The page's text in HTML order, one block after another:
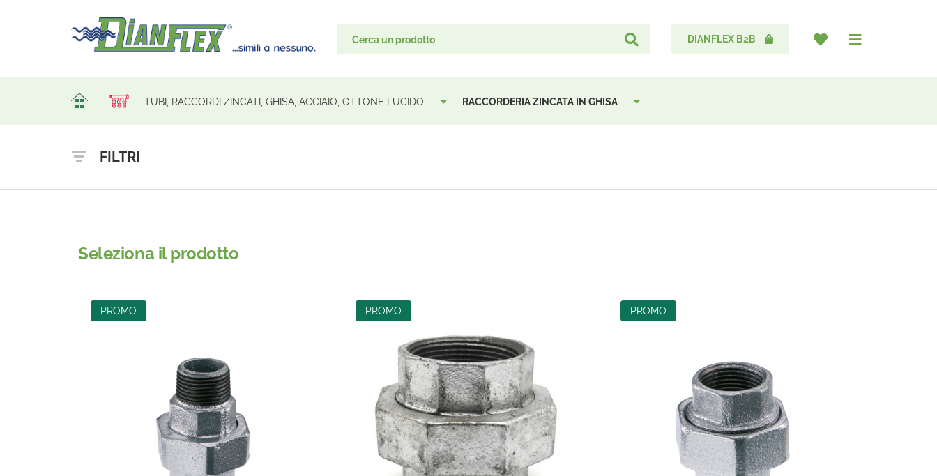
DIANFLEX B2B
TUBI, RACCORDI ZINCATI, GHISA, ACCIAIO, OTTONE LUCIDO RACCORDERIA ZINCATA IN GHISA
FILTRI
Seleziona il prodotto
PROMO PROMO PROMO